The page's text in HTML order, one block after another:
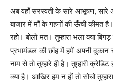
अब वहाँ सरस्वती के सारे आभूषण, सारे
बाजार में माँ के गहनों की ऊँची कीमत
रहो। बोलो मत। तुम्हारा भला क्या
प्रभामंडल की छाँह में हमें अपनी दुकान
नाम से तो तुम्हारे ही है। तुम्हारी
क्या है। आखिर हम न हों तो सोचो